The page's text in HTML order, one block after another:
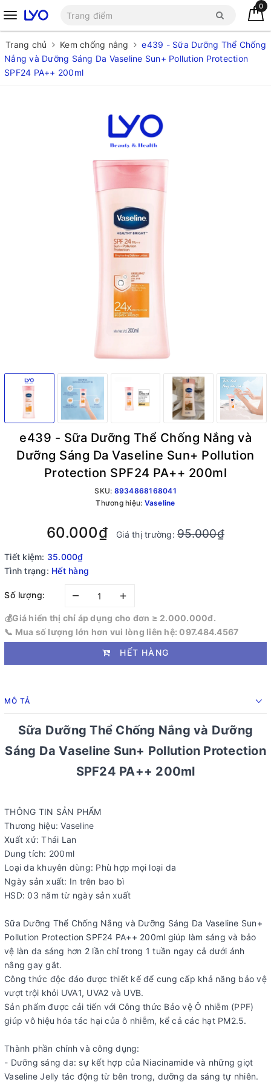
0
Trang chủ Kem chống nắng
e439 - Sữa Dưỡng Thể Chống
Nắng và Dưỡng Sáng Da Vaseline Sun+ Pollution Protection
SPF24 PA++ 200ml
e439 - Sữa Dưỡng Thể Chống Nắng và
Dưỡng Sáng Da Vaseline Sun+ Pollution
Protection SPF24 PA++ 200ml
SKU: 8934868168041
Thương hiệu: Vaseline
60.000₫ Giá thị trường:95.000₫
Tiết kiệm: 35.000₫
Tình trạng: Hết hàng
Số lượng: – +
💰Giá hiển thị chỉ áp dụng cho đơn ≥ 2.000.000đ.
📞 Mua số lượng lớn hơn vui lòng liên hệ: 097.484.4567
HẾT HÀNG
MÔ TẢ
Sữa Dưỡng Thể Chống Nắng và Dưỡng
Sáng Da Vaseline Sun+ Pollution Protection
SPF24 PA++ 200ml
THÔNG TIN SẢN PHẨM
Thương hiệu: Vaseline
Xuất xứ: Thái Lan
Dung tích: 200ml
Loại da khuyên dùng: Phù hợp mọi loại da
Ngày sản xuất: In trên bao bì
HSD: 03 năm từ ngày sản xuất
Sữa Dưỡng Thể Chống Nắng và Dưỡng Sáng Da Vaseline Sun+
Pollution Protection SPF24 PA++ 200ml giúp làm sáng và bảo
vệ làn da sáng hơn 2 lần chỉ trong 1 tuần ngay cả dưới ánh
nắng gay gắt.
Công thức độc đáo được thiết kế để cung cấp khả năng bảo vệ
vượt trội khỏi UVA1, UVA2 và UVB.
Sản phẩm được cải tiến với Công thức Bảo vệ Ô nhiễm (PPF)
giúp vô hiệu hóa tác hại của ô nhiễm, kể cả các hạt PM2.5.
Thành phần chính và công dụng:
- Dưỡng sáng da: sự kết hợp của Niacinamide và những giọt
Vaseline Jelly tác động từ bên trong, dưỡng da sáng tự nhiên.